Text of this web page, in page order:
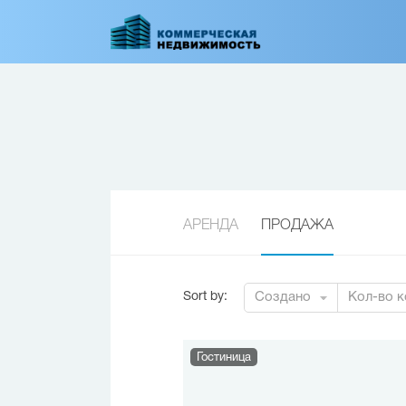
АРЕНДА ПРОДАЖА
Sort by: Создано Кол-во
Гостиница